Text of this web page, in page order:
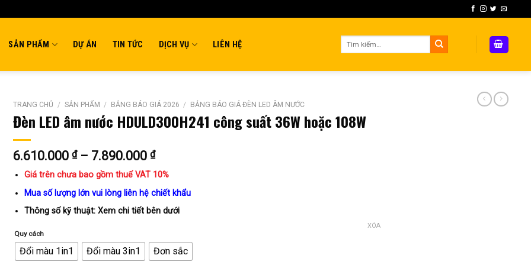
SẢN PHẨM DỰ ÁN TIN TỨC DỊCH VỤ LIÊN HỆ
TRANG CHỦ / SẢN PHẨM / BẢNG BÁO GIÁ 2026 / BẢNG BÁO GIÁ ĐÈN LED ÂM NƯỚC
Đèn LED âm nước HDULD300H241 công suất 36W hoặc 108W
6.610.000₫ – 7.890.000₫Khoảng
giá:
từ
6.610.000 ₫
đến
7.890.000 ₫
Giá trên chưa bao gồm thuế VAT 10%
Mua số lượng lớn vui lòng liên hệ chiết khẩu
Thông số kỹ thuật: Xem chi tiết bên dưới
Quy cách
Đổi màu 1in1 Đổi màu 3in1 Đơn sắc
XÓA